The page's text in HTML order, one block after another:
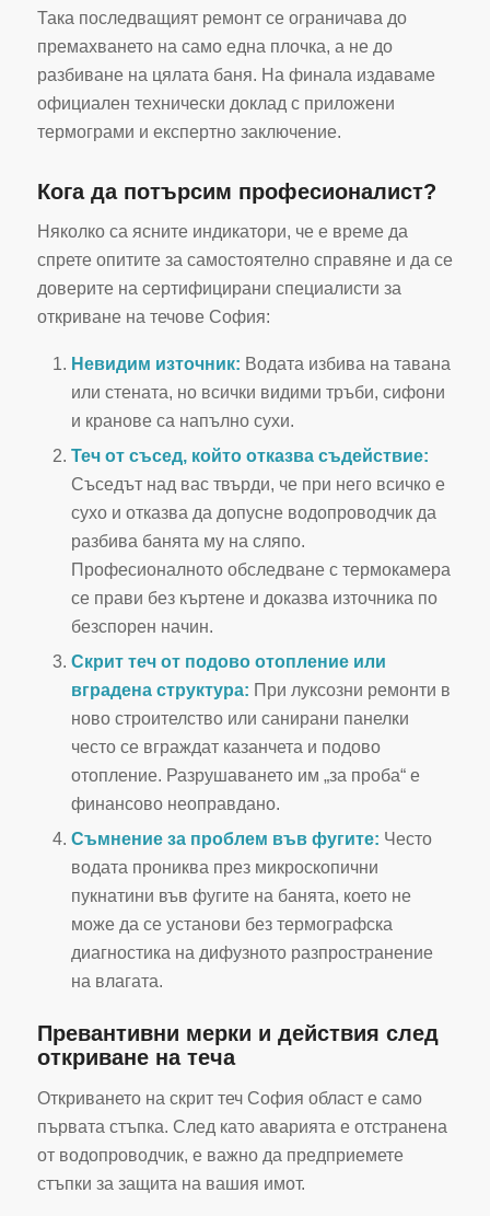
Така последващият ремонт се ограничава до
премахването на само една плочка, а не до
разбиване на цялата баня. На финала издаваме
официален технически доклад с приложени
термограми и експертно заключение.
Кога да потърсим професионалист?
Няколко са ясните индикатори, че е време да
спрете опитите за самостоятелно справяне и да се
доверите на сертифицирани специалисти за
откриване на течове София:
Невидим източник: Водата избива на тавана
или стената, но всички видими тръби, сифони
и кранове са напълно сухи.
Теч от съсед, който отказва съдействие:
Съседът над вас твърди, че при него всичко е
сухо и отказва да допусне водопроводчик да
разбива банята му на сляпо.
Професионалното обследване с термокамера
се прави без къртене и доказва източника по
безспорен начин.
Скрит теч от подово отопление или
вградена структура: При луксозни ремонти в
ново строителство или санирани панелки
често се вграждат казанчета и подово
отопление. Разрушаването им „за проба“ е
финансово неоправдано.
Съмнение за проблем във фугите: Често
водата прониква през микроскопични
пукнатини във фугите на банята, което не
може да се установи без термографска
диагностика на дифузното разпространение
на влагата.
Превантивни мерки и действия след
откриване на теча
Откриването на скрит теч София област е само
първата стъпка. След като аварията е отстранена
от водопроводчик, е важно да предприемете
стъпки за защита на вашия имот.